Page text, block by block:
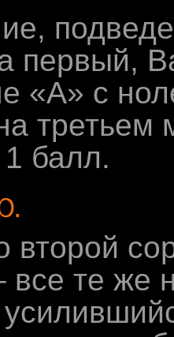
первый,
«А» с
третьем
балл.
второй
те же